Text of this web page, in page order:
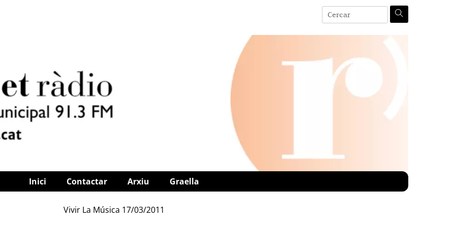
Inici Contactar Arxiu Graella
Vivir La Música 17/03/2011